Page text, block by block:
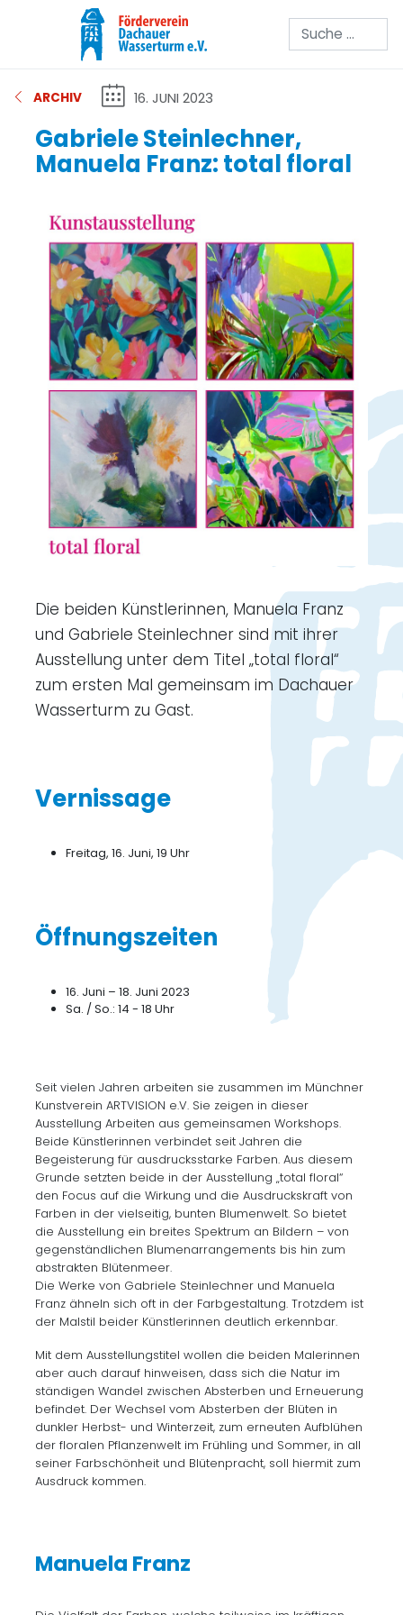
Suchen
ARCHIV 16. JUNI 2023
Gabriele Steinlechner,
Manuela Franz: total floral
Die beiden Künstlerinnen, Manuela Franz
und Gabriele Steinlechner sind mit ihrer
Ausstellung unter dem Titel „total floral“
zum ersten Mal gemeinsam im Dachauer
Wasserturm zu Gast.
Vernissage
Freitag, 16. Juni, 19 Uhr
Öffnungszeiten
16. Juni – 18. Juni 2023
Sa. / So.: 14 - 18 Uhr
Seit vielen Jahren arbeiten sie zusammen im Münchner
Kunstverein ARTVISION e.V. Sie zeigen in dieser
Ausstellung Arbeiten aus gemeinsamen Workshops.
Beide Künstlerinnen verbindet seit Jahren die
Begeisterung für ausdrucksstarke Farben. Aus diesem
Grunde setzten beide in der Ausstellung „total floral“
den Focus auf die Wirkung und die Ausdruckskraft von
Farben in der vielseitig, bunten Blumenwelt. So bietet
die Ausstellung ein breites Spektrum an Bildern – von
gegenständlichen Blumenarrangements bis hin zum
abstrakten Blütenmeer.
Die Werke von Gabriele Steinlechner und Manuela
Franz ähneln sich oft in der Farbgestaltung. Trotzdem ist
der Malstil beider Künstlerinnen deutlich erkennbar.
Mit dem Ausstellungstitel wollen die beiden Malerinnen
aber auch darauf hinweisen, dass sich die Natur im
ständigen Wandel zwischen Absterben und Erneuerung
befindet. Der Wechsel vom Absterben der Blüten in
dunkler Herbst- und Winterzeit, zum erneuten Aufblühen
der floralen Pflanzenwelt im Frühling und Sommer, in all
seiner Farbschönheit und Blütenpracht, soll hiermit zum
Ausdruck kommen.
Manuela Franz